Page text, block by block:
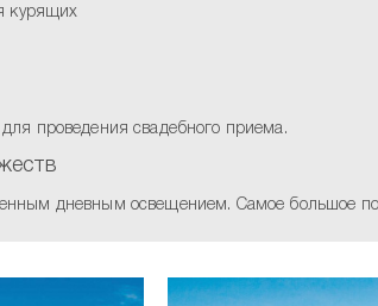
курящих
проведения свадебного приема.
дневным освещением. Самое большое